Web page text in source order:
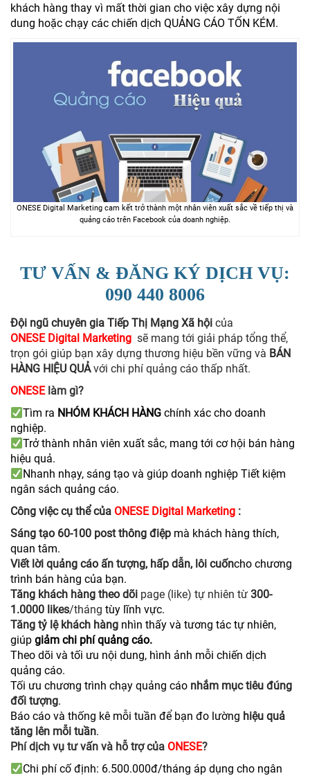
khách hàng thay vì mất thời gian cho việc xây dựng nội
dung hoặc chạy các chiến dịch QUẢNG CÁO TỐN KÉM.
ONESE Digital Marketing cam kết trở thành một nhân viên xuất sắc về tiếp thị và
quảng cáo trên Facebook của doanh nghiệp.
TƯ VẤN & ĐĂNG KÝ DỊCH VỤ:
090 440 8006
Đội ngũ chuyên gia Tiếp Thị Mạng Xã hội của
ONESE Digital Marketing sẽ mang tới giải pháp tổng thể,
trọn gói giúp bạn xây dựng thương hiệu bền vững và BÁN
HÀNG HIỆU QUẢvới chi phí quảng cáo thấp nhất.
ONESElàm gì?
Tìm ra NHÓM KHÁCH HÀNG chính xác cho doanh
nghiệp.
Trở thành nhân viên xuất sắc, mang tới cơ hội bán hàng
hiệu quả.
Nhanh nhạy, sáng tạo và giúp doanh nghiệp Tiết kiệm
ngân sách quảng cáo.
Công việc cụ thể của ONESE Digital Marketing :
Sáng tạo 60-100 post thông điệp mà khách hàng thích,
quan tâm.
Viết lời quảng cáo ấn tượng, hấp dẫn, lôi cuốncho chương
trình bán hàng của bạn.
Tăng khách hàng theo dõi page (like) tự nhiên từ 300-
1.0000 likes/tháng tùy lĩnh vực.
Tăng tỷ lệ khách hàng nhìn thấy và tương tác tự nhiên,
giúp giảm chi phí quảng cáo.
Theo dõi và tối ưu nội dung, hình ảnh mỗi chiến dịch
quảng cáo.
Tối ưu chương trình chạy quảng cáo nhắm mục tiêu đúng
đối tượng.
Báo cáo và thống kê mỗi tuần để bạn đo lường hiệu quả
tăng lên mỗi tuần.
Phí dịch vụ tư vấn và hỗ trợ của ONESE?
Chi phí cố định: 6.500.000đ/tháng áp dụng cho ngân